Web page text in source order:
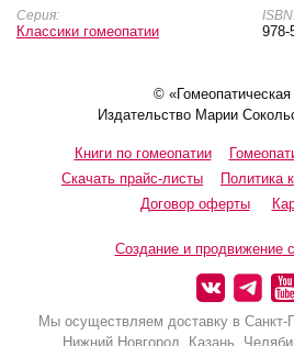
Серия:
Классики гомеопатии 978-
© «Гомеопатическая
Издательство Марии
Книги по гомеопатии
Скачать прайс-листы
Политика
Договор оферты
Создание и продвижение
Мы осуществляем доставку в Санкт-
Нижний Новгород, Казань,